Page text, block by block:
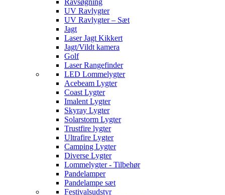
Ravsøgning
UV Ravlygter
UV Ravlygter – Sæt
Jagt
Laser Jagt Kikkert
Jagt/Vildt kamera
Golf
Laser Rangefinder
LED Lommelygter
Acebeam Lygter
Coast Lygter
Imalent Lygter
Skyray Lygter
Solarstorm Lygter
Trustfire lygter
Ultrafire Lygter
Camping Lygter
Diverse Lygter
Lommelygter - Tilbehør
Pandelamper
Pandelampe sæt
Festivalsudstyr